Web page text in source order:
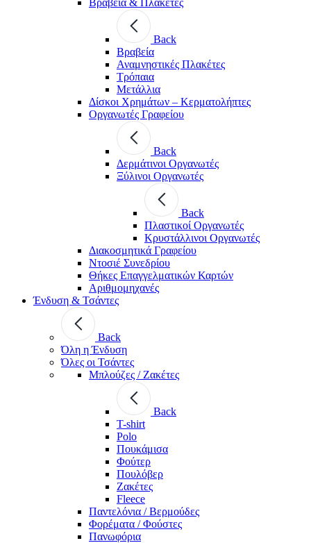
Back
Βραβεία
Αναμνηστικές Πλακέτες
Τρόπαια
Μετάλλια
Δίσκοι Χρημάτων – Κερματολήπτες
Οργανωτές Γραφείου
Back
Δερμάτινοι Οργανωτές
Ξύλινοι Οργανωτές
Back
Πλαστικοί Οργανωτές
Κρυστάλλινοι Οργανωτές
Διακοσμητικά Γραφείου
Ντοσιέ Συνεδρίου
Θήκες Επαγγελματικών Καρτών
Αριθμομηχανές
Ένδυση & Τσάντες
Back
Όλη η Ένδυση
Όλες οι Τσάντες
Μπλούζες / Ζακέτες
Back
T-shirt
Polo
Πουκάμισα
Φούτερ
Πουλόβερ
Ζακέτες
Fleece
Παντελόνια / Βερμούδες
Φορέματα / Φούστες
Πανωφόρια